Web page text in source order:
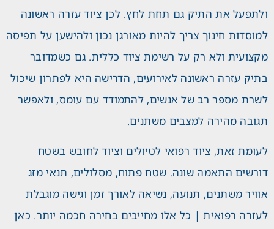
ולתפעל את התיק גם תחת לחץ. לכן ציוד עזרה ראשונה
למוסדות חינוך צריך להיות מאורגן נכון ולהישען על תפיסה
מקצועית ולא רק על רשימת ציוד כללית. גם כשמדובר
בתיק עזרה ראשונה לאירועים, הדרישה היא לפתרון שיכול
לשרת מספר רב של אנשים, להתמודד עם עומס, ולאפשר
תגובה מהירה למצבים משתנים.
לעומת זאת, ציוד רפואי לטיולים וציוד לחובש בשטח
דורשים התאמה שונה. שטח פתוח, מסלולים, תנאי מזג
אוויר משתנים, תנועה, נשיאה לאורך זמן וגישה מוגבלת
לעזרה רפואית | כל אלו מחייבים בחירה חכמה יותר. כאן